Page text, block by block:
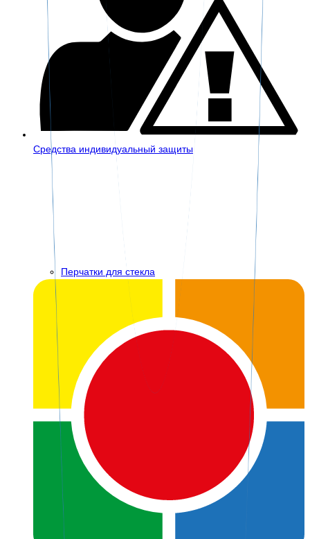
Средства индивидуальный защиты
Перчатки для стекла